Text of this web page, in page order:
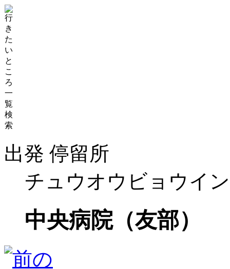
出発 停留所
チュウオウビョウイ
中央病院（友部）